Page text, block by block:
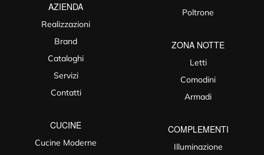
AZIENDA
Realizzazioni
Brand
Cataloghi
Servizi
Contatti
CUCINE
Cucine Moderne
Poltrone
ZONA NOTTE
Letti
Comodini
Armadi
COMPLEMENTI
Illuminazione